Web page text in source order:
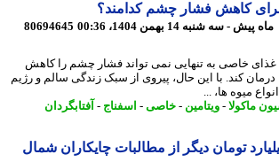
کاهش فشار چشم کدامند؟
80694645
خاصی به تنهایی نمی تواند فشار چشم را کاهش
کند. با این حال، پیروی از سبک زندگی سالم و رژیم
ها، ...
-ویتامین-خاصی-اسفناج-آفتابگردان
میلیارد تومان دیگر از مطالبات چایکاران شمال